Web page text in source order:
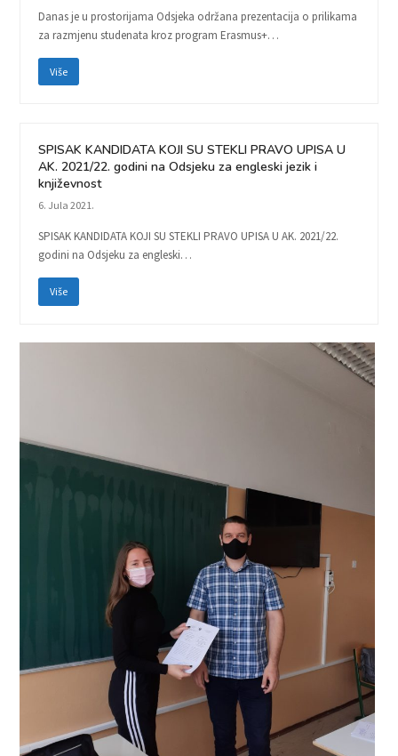
Danas je u prostorijama Odsjeka održana prezentacija o prilikama
za razmjenu studenata kroz program Erasmus+…
Više
SPISAK KANDIDATA KOJI SU STEKLI PRAVO UPISA U
AK. 2021/22. godini na Odsjeku za engleski jezik i
književnost
6. Jula 2021.
SPISAK KANDIDATA KOJI SU STEKLI PRAVO UPISA U AK. 2021/22.
godini na Odsjeku za engleski…
Više